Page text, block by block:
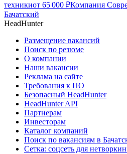
техникиот 65 000 ₽Компания
Бачатский
HeadHunter
Размещение вакансий
Поиск по резюме
О компании
Наши вакансии
Реклама на сайте
Требования к ПО
Безопасный HeadHunter
HeadHunter API
Партнерам
Инвесторам
Каталог компаний
Поиск по вакансиям в
Сетка: соцсеть для